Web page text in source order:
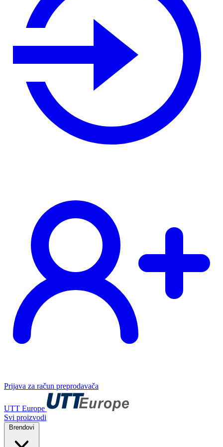
Prijava za račun preprodavača
UTT Europe
Svi proizvodi
Brendovi